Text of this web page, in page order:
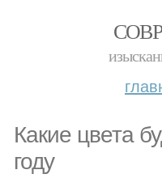
Какие цвета
году